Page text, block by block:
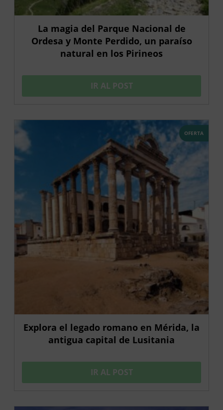
La magia del Parque Nacional de
Ordesa y Monte Perdido, un paraíso
natural en los Pirineos
IR AL POST
OFERTA
Explora el legado romano en Mérida, la
antigua capital de Lusitania
IR AL POST